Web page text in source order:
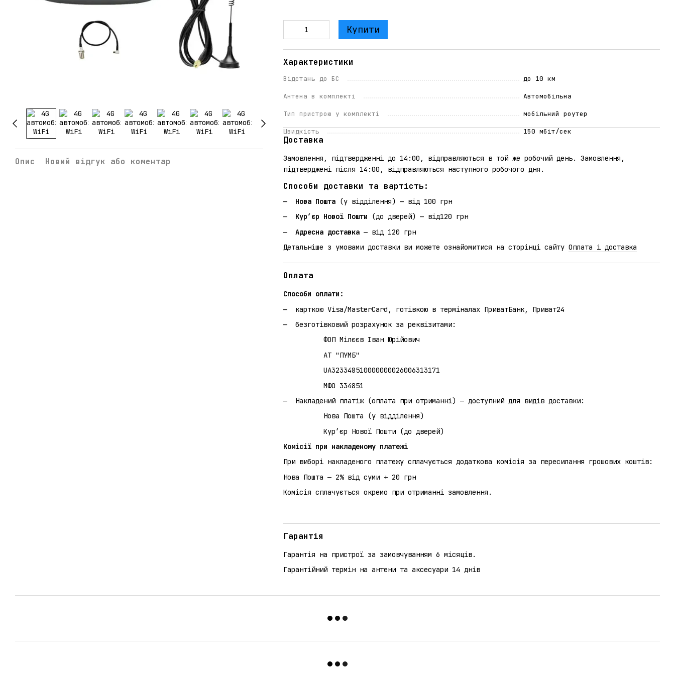
Опис Новий відгук або коментар
Купити
Характеристики
Відстань до БС до 10 км
Антена в комплекті Автомобільна
Тип пристрою у комплекті мобільний роутер
Швидкість 150 мбіт/сек
Доставка
Замовлення, підтвердженні до 14:00, відправляються в той же робочий день. Замовлення,
підтверджені після 14:00, відправляються наступного робочого дня.
Способи доставки та вартість:
Нова Пошта(у відділення) — від 100 грн
Кур’єр Нової Пошти (до дверей) — від120 грн
Адресна доставка— від 120 грн
Детальніше з умовами доставки ви можете ознайомитися на сторінці сайту Оплата і доставка
Оплата
Способи оплати:
карткою Visa/MasterCard, готівкою в терміналах ПриватБанк, Приват24
безготівковий розрахунок за реквізитами:
ФОП Мілєєв Іван Юрійович
АТ "ПУМБ"
UA323348510000000026006313171
МФО 334851
Накладений платіж (оплата при отриманні) — доступний для видів доставки:
Нова Пошта (у відділення)
Кур’єр Нової Пошти (до дверей)
Комісії при накладеному платежі
При виборі накладеного платежу сплачується додаткова комісія за пересилання грошових коштів:
Нова Пошта — 2% від суми + 20 грн
Комісія сплачується окремо при отриманні замовлення.
Гарантія
Гарантія на пристрої за замовчуванням 6 місяців.
Гарантійний термін на антени та аксесуари 14 днів